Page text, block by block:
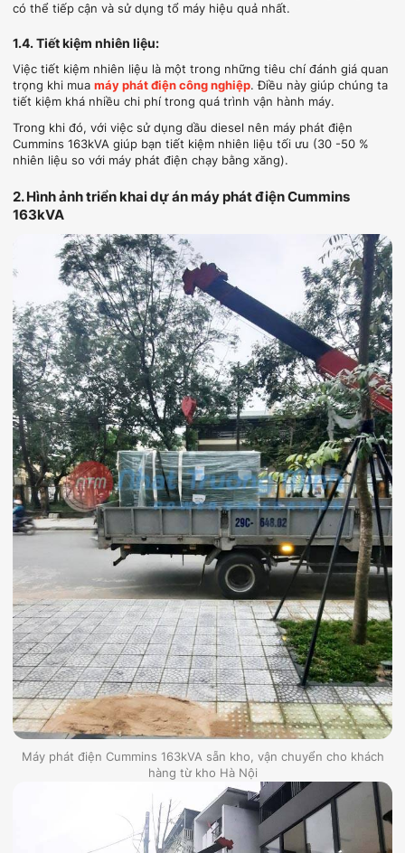
có thể tiếp cận và sử dụng tổ máy hiệu quả nhất.
1.4. Tiết kiệm nhiên liệu:
Việc tiết kiệm nhiên liệu là một trong những tiêu chí đánh giá quan
trọng khi muamáy phát điện công nghiệp. Điều này giúp chúng ta
tiết kiệm khá nhiều chi phí trong quá trình vận hành máy.
Trong khi đó, với việc sử dụng dầu diesel nên máy phát điện
Cummins 163kVA giúp bạn tiết kiệm nhiên liệu tối ưu (30 -50 %
nhiên liệu so với máy phát điện chạy bằng xăng).
2. Hình ảnh triển khai dự án máy phát điện Cummins
163kVA
Máy phát điện Cummins 163kVA sẵn kho, vận chuyển cho khách
hàng từ kho Hà Nội